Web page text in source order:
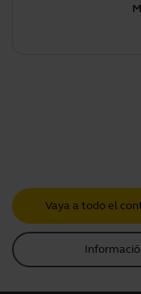
Vaya a todo el